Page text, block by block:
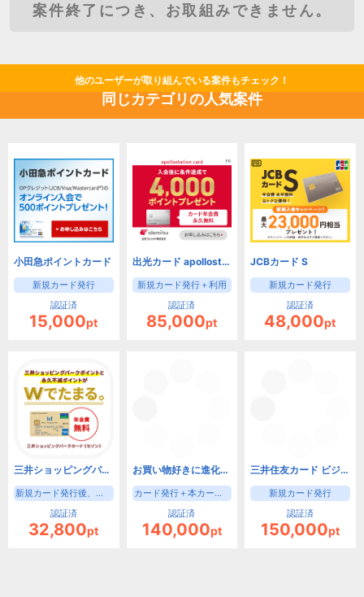
案件終了につき、お取組みできません。
他のユーザーが取り組んでいる案件もチェック！
同じカテゴリの人気案件
小田急ポイントカード
新規カード発行
認証済
15,000pt
出光カード apollostation card（旧まいどプラスカード）
新規カード発行＋利用
認証済
85,000pt
JCBカード S
新規カード発行
認証済
48,000pt
三井ショッピングパークカード《セゾン》（新規カード発行後、入会月の翌月末までに3000円(税込)の利用）【iOS・Android・PC】
新規カード発行後、入会月の翌月末までに3000円(税込)の利用
認証済
32,800pt
お買い物好きに進化したゴールドカード！三井住友カード ゴールド（NL）（家族カード発行）
カード発行＋本カード申込時家族カード申込で成果
認証済
140,000pt
三井住友カード ビジネスオーナーズ（カード発行）
新規カード発行
認証済
150,000pt